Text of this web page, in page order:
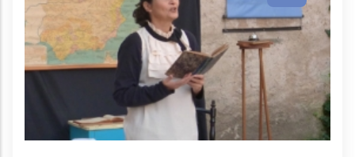
Promoción turística
Programa de apertura de